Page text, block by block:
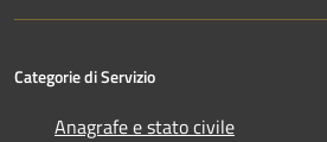
Categorie di Servizio
Anagrafe e stato civile